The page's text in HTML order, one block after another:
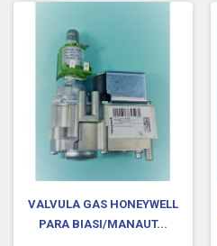
VALVULA GAS HONEYWELL
PARA BIASI/MANAUT...